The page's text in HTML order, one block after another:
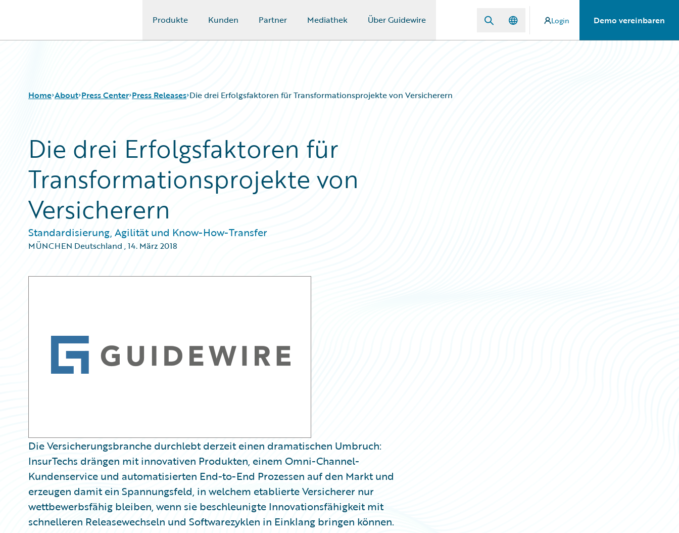
Produkte Kunden Partner Mediathek Über Guidewire Login Demo vereinbaren
Home About Press Center Press Releases Die drei Erfolgsfaktoren für Transformationsprojekte von Versicherern
Die drei Erfolgsfaktoren für
Transformationsprojekte von
Versicherern
Standardisierung, Agilität und Know-How-Transfer
MÜNCHEN Deutschland ,14. März 2018
Die Versicherungsbranche durchlebt derzeit einen dramatischen Umbruch:
InsurTechs drängen mit innovativen Produkten, einem Omni-Channel-
Kundenservice und automatisierten End-to-End Prozessen auf den Markt und
erzeugen damit ein Spannungsfeld, in welchem etablierte Versicherer nur
wettbewerbsfähig bleiben, wenn sie beschleunigte Innovationsfähigkeit mit
schnelleren Releasewechseln und Softwarezyklen in Einklang bringen können.